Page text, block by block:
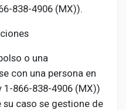
838-4906 (MX)).
o una
con una persona en
866-838-4906 (MX))
caso se gestione de